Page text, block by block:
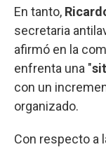
En tanto,
secretaria
afirmó en la
enfrenta una "
con un
organizado.
Con respecto a